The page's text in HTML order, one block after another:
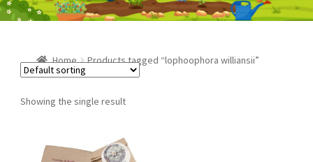
Home Products tagged “lophoophora williansii”
Showing the single result